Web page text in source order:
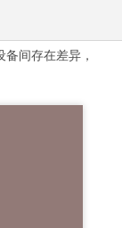
间存在差异，